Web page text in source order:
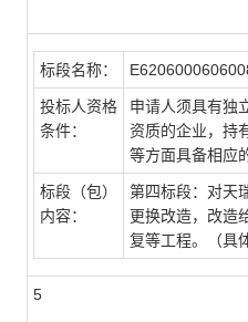
标段名称：
投标人资格
条件：
申请人须具有独
资质的企业，持
等方面具备相应
标段（包）
内容：
第四标段：对天
更换改造，改造
复等工程。（具
5